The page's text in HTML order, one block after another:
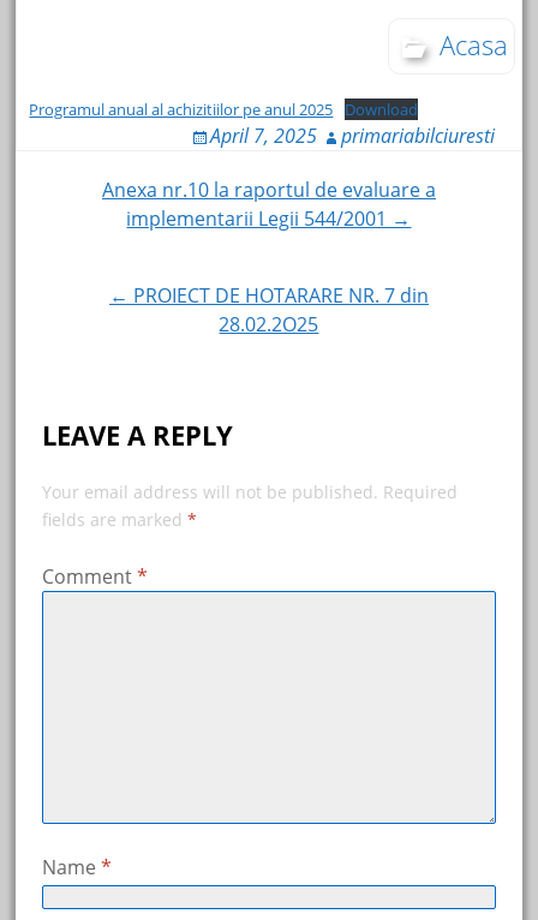
Acasa
Programul anual al achizitiilor pe anul 2025 Download
April 7, 2025 primariabilciuresti
PostAnexa nr.10 la raportul de evaluare a
implementarii Legii 544/2001 →
← PROIECT DE HOTARARE NR. 7 din
28.02.2O25
LEAVE A REPLY
Your email address will not be published. Required
fields are marked *
Comment*
Name *